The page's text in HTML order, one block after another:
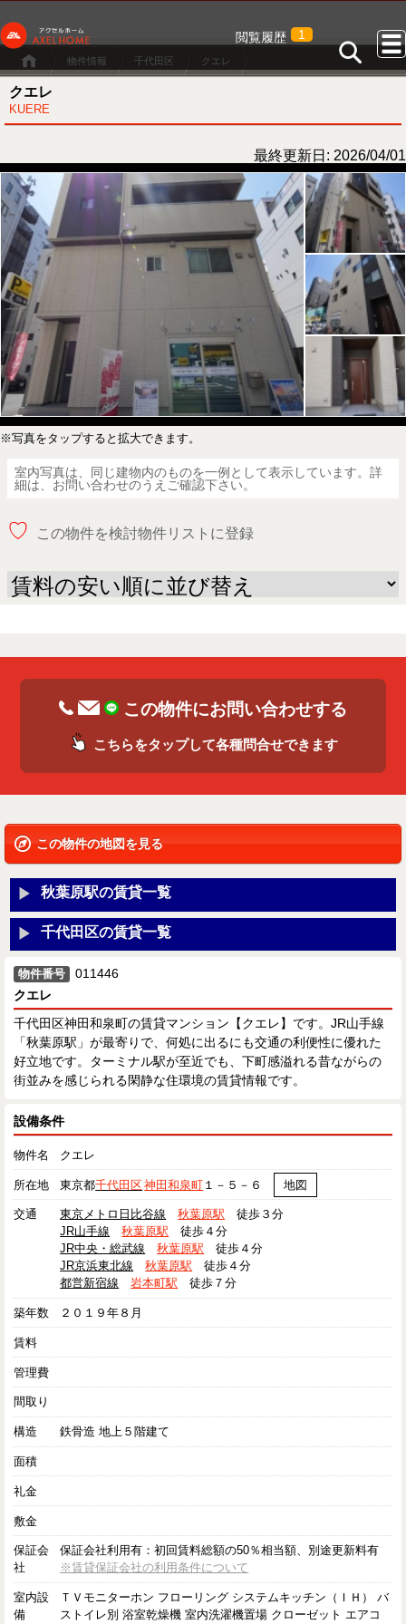
閲覧履歴 1
物件情報 千代田区 クエレ
クエレ
KUERE
最終更新日: 2026/04/01
※写真をタップすると拡大できます。
室内写真は、同じ建物内のものを一例として表示しています。詳
細は、お問い合わせのうえご確認下さい。
♡ この物件を検討物件リストに登録
この物件にお問い合わせする
こちらをタップして各種問合せできます
この物件の地図を見る
秋葉原駅の賃貸一覧
千代田区の賃貸一覧
物件番号
011446
クエレ
千代田区神田和泉町の賃貸マンション【クエレ】です。JR山手線
「秋葉原駅」が最寄りで、何処に出るにも交通の利便性に優れた
好立地です。ターミナル駅が至近でも、下町感溢れる昔ながらの
街並みを感じられる閑静な住環境の賃貸情報です。
設備条件
物件名 クエレ
所在地 東京都千代田区神田和泉町 １－５－６ 地図
交通 東京メトロ日比谷線 秋葉原駅 徒歩３分
JR山手線
秋葉原駅 徒歩４分
JR中央・総武線
秋葉原駅 徒歩４分
JR京浜東北線
秋葉原駅 徒歩４分
都営新宿線
岩本町駅 徒歩７分
築年数 ２０１９年８月
賃料
管理費
間取り
構造 鉄骨造 地上５階建て
面積
礼金
敷金
保証会
社
保証会社利用有：初回賃料総額の50％相当額、別途更新料有
※賃貸保証会社の利用条件について
室内設
備
ＴＶモニターホン フローリング システムキッチン（ＩＨ） バ
ストイレ別 浴室乾燥機 室内洗濯機置場 クローゼット エアコ